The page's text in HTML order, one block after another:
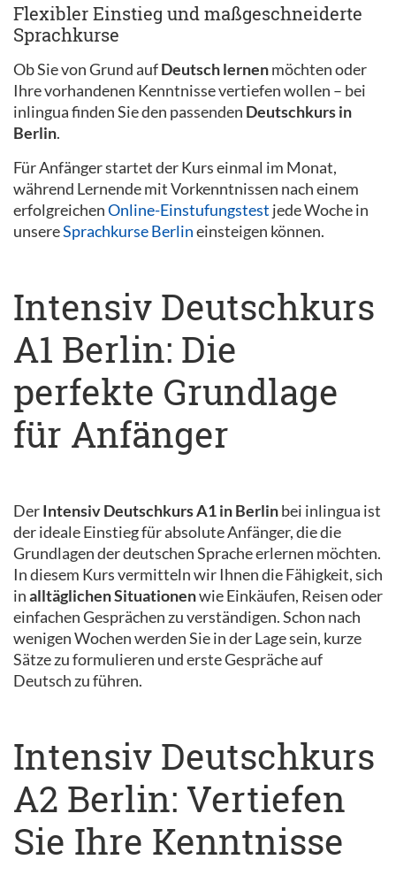
Flexibler Einstieg und maßgeschneiderte
Sprachkurse
Ob Sie von Grund aufDeutsch lernenmöchten oder
Ihre vorhandenen Kenntnisse vertiefen wollen – bei
inlingua finden Sie den passenden Deutschkurs in
Berlin.
Für Anfänger startet der Kurs einmal im Monat,
während Lernende mit Vorkenntnissen nach einem
erfolgreichenOnline-Einstufungstest jede Woche in
unsereSprachkurse Berlineinsteigen können.
Intensiv Deutschkurs
A1 Berlin: Die
perfekte Grundlage
für Anfänger
DerIntensiv Deutschkurs A1 in Berlinbei inlingua ist
der ideale Einstieg für absolute Anfänger, die die
Grundlagen der deutschen Sprache erlernen möchten.
In diesem Kurs vermitteln wir Ihnen die Fähigkeit, sich
inalltäglichen Situationenwie Einkäufen, Reisen oder
einfachen Gesprächen zu verständigen. Schon nach
wenigen Wochen werden Sie in der Lage sein, kurze
Sätze zu formulieren und erste Gespräche auf
Deutsch zu führen.
Intensiv Deutschkurs
A2 Berlin: Vertiefen
Sie Ihre Kenntnisse